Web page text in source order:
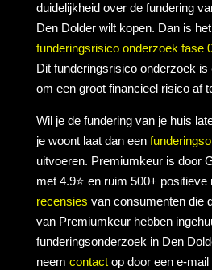
duidelijkheid over de fundering
Den Dolder wilt kopen. Dan is
funderingsrisico onderzoek fase
Dit funderingsrisico onderzoek
om een groot financieel risico af
Wil je de fundering van je huis
je woont laat dan een
uitvoeren. Premiumkeur is door
met 4.9⭐ en ruim 500+
recensies van consumenten die
van Premiumkeur hebben
funderingsonderzoek in Den
neem contactop door een e-